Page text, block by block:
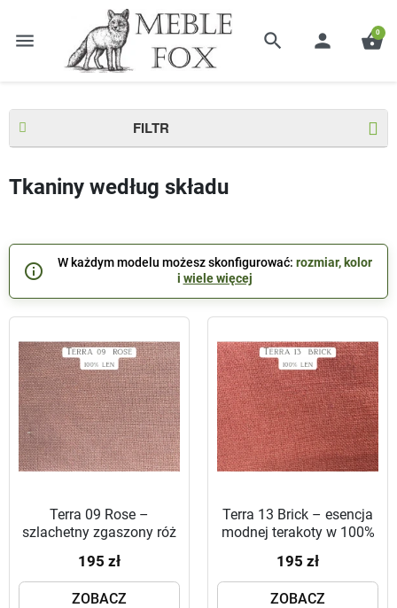
menu search person shopping_basket
0
Strona główna Tkaniny według składu
FILTR
Tkaniny według składu
info_outline W każdym modelu możesz skonfigurować: rozmiar, kolor
i wiele więcej
Terra 09 Rose –
szlachetny zgaszony róż
195 zł
ZOBACZ
Terra 13 Brick – esencja
modnej terakoty w 100%
195 zł
ZOBACZ